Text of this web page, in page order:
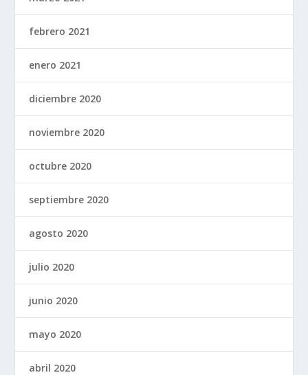
febrero 2021
enero 2021
diciembre 2020
noviembre 2020
octubre 2020
septiembre 2020
agosto 2020
julio 2020
junio 2020
mayo 2020
abril 2020